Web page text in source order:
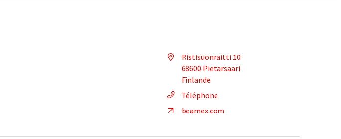
Ristisuonraitti 10
68600 Pietarsaari
Finlande
Téléphone
beamex.com